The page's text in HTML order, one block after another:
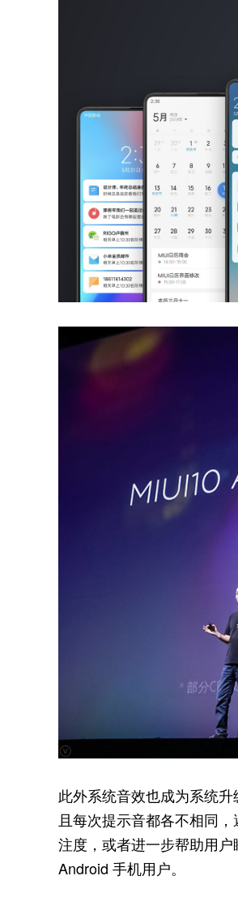
此外系统音效也成为系统
且每次提示音都各不相同
注度，或者进一步帮助用
Android 手机用户。